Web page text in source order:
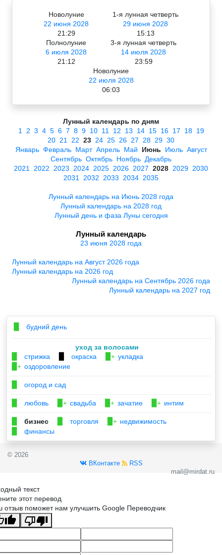
Новолуние
22 июня 2028
21:29
1-я лунная четверть
29 июня 2028
15:13
Полнолуние
6 июля 2028
21:12
3-я лунная четверть
14 июля 2028
23:59
Новолуние
22 июля 2028
06:03
Лунный календарь по дням
1
2 3 4 5 6 7 8 9 10 11 12 13 14 15 16 17 18 19
20 21 22 23 24 25 26 27 28 29 30
Январь Февраль Март Апрель Май Июнь Июль Август
Сентябрь Октябрь Ноябрь Декабрь
2021
2022 2023 2024 2025 2026 2027 2028 2029 2030
2031
2032 2033 2034 2035
Лунный календарь на Июнь 2028 года
Лунный календарь на 2028 год
Лунный день и фаза Луны сегодня
Лунный календарь
23 июня 2028 года
Лунный календарь на Август 2026 года
Лунный календарь на 2026 год
Лунный календарь на Сентябрь 2026 года
Лунный календарь на 2027 год
будний день
уход за волосами
стрижка окраска ▉+ укладка
▉+ оздоровление
огород и сад
любовь ▉+ свадьба ▉+ зачатие ▉+ интим
бизнес торговля ▉+ недвижимость
финансы
© 2026
ВКонтакте
RSS
mail@mirdat.ru
текст
этот перевод
отзыв поможет нам улучшить Google Переводчик